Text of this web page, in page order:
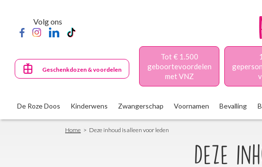
content
Volg ons
Geschenkdozen & voordelen
Tot € 1.500
geboortevoordelen
met VNZ
De Roze Doos Kinderwens Zwangerschap Voornamen Bevalling
Breadcrumb
Home Deze inhoud is alleen voor leden
Deze